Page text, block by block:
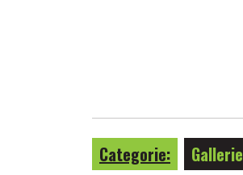
Categorie: Gallerie